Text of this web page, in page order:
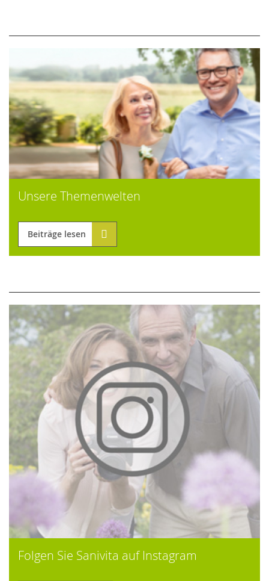
Unsere Themenwelten
Beiträge lesen
Folgen Sie Sanivita auf Instagram